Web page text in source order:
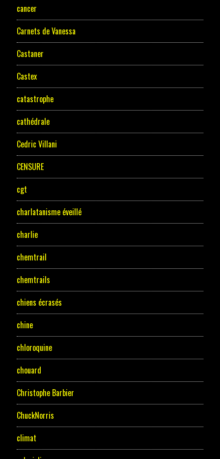
cancer
Carnets de Vanessa
Castaner
Castex
catastrophe
cathédrale
Cedric Villani
CENSURE
cgt
charlatanisme éveillé
charlie
chemtrail
chemtrails
chiens écrasés
chine
chloroquine
chouard
Christophe Barbier
ChuckNorris
climat